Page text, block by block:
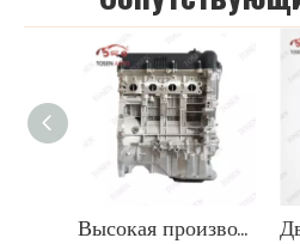
Высокая производительность 1,6 л бензинового двигателя для автомобилей Hyundai